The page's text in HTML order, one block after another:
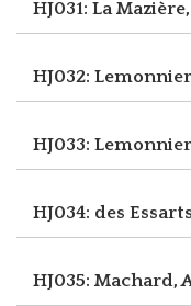
HJ031: La
HJ032:
HJ033:
HJ034: des
HJ035: Machard,